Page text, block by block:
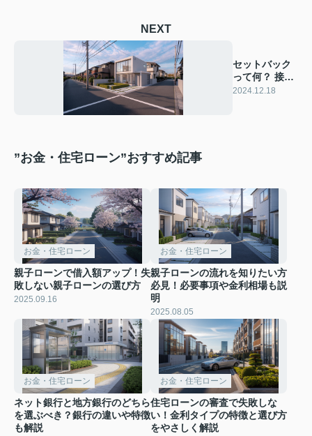
NEXT
セットバック
って何？ 接道
と幅員の基準
2024.12.18
”お金・住宅ローン”おすすめ記事
お金・住宅ローン
親子ローンで借入額アップ！失
敗しない親子ローンの選び方
2025.09.16
お金・住宅ローン
親子ローンの流れを知りたい方
必見！必要事項や金利相場も説
明
2025.08.05
お金・住宅ローン
ネット銀行と地方銀行のどちら
を選ぶべき？銀行の違いや特徴
も解説
お金・住宅ローン
住宅ローンの審査で失敗しな
い！金利タイプの特徴と選び方
をやさしく解説